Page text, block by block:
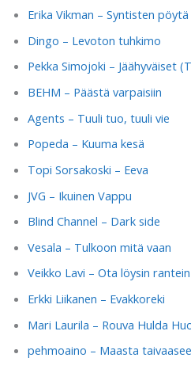
Erika Vikman – Syntisten pöytä
Dingo – Levoton tuhkimo
Pekka Simojoki – Jäähyväiset
BEHM – Päästä varpaisiin
Agents – Tuuli tuo, tuuli vie
Popeda – Kuuma kesä
Topi Sorsakoski – Eeva
JVG – Ikuinen Vappu
Blind Channel – Dark side
Vesala – Tulkoon mitä vaan
Veikko Lavi – Ota löysin rantein
Erkki Liikanen – Evakkoreki
Mari Laurila – Rouva Hulda
pehmoaino – Maasta